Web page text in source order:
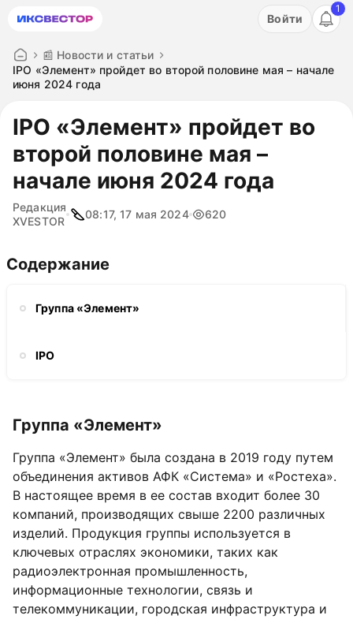
Акция: бесплатный пробный период на 3 дня!
Войти
1
📰 Новости и статьи
IPO «Элемент» пройдет во второй половине мая – начале
июня 2024 года
IPO «Элемент» пройдет во
второй половине мая –
начале июня 2024 года
Редакция
XVESTOR
08:17, 17 мая 2024 620
Содержание
Группа «Элемент»
IPO
Группа «Элемент»
Группа «Элемент» была создана в 2019 году путем
объединения активов АФК «Система» и «Ростеха».
В настоящее время в ее состав входит более 30
компаний, производящих свыше 2200 различных
изделий. Продукция группы используется в
ключевых отраслях экономики, таких как
радиоэлектронная промышленность,
информационные технологии, связь и
телекоммуникации, городская инфраструктура и